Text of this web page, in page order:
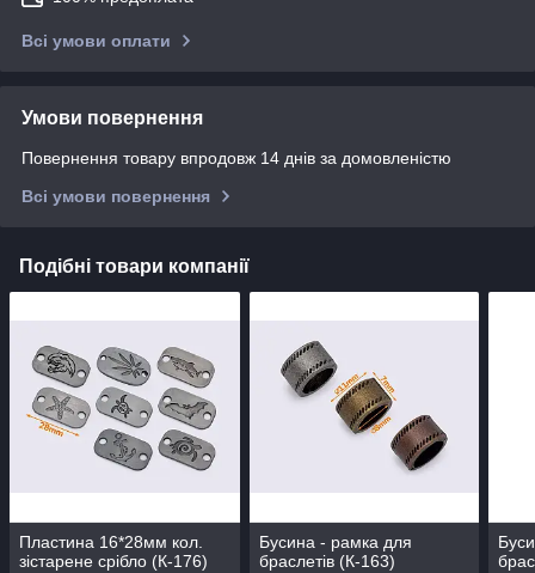
Всі умови оплати
Умови повернення
Повернення товару впродовж 14 днів за домовленістю
Всі умови повернення
Подібні товари компанії
Пластина 16*28мм кол.
зістарене срібло (К-176)
Бусина - рамка для
браслетів (К-163)